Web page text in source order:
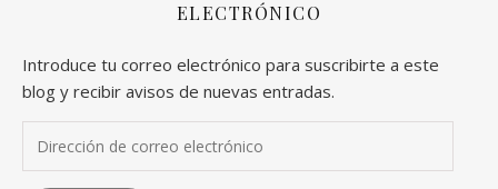
ELECTRÓNICO
Introduce tu correo electrónico para suscribirte a este
blog y recibir avisos de nuevas entradas.